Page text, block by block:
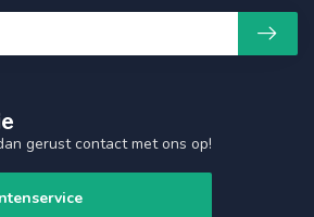
gerust contact met ons op!